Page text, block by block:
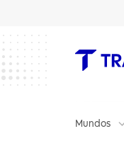
Mundos